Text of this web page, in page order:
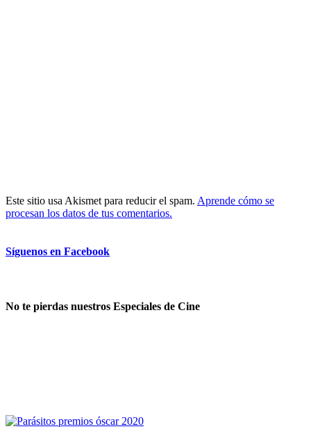
Este sitio usa Akismet para reducir el spam. Aprende cómo se
procesan los datos de tus comentarios.
Síguenos en Facebook
No te pierdas nuestros Especiales de Cine